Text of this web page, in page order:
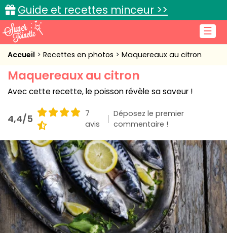
☰
Guide et recettes minceur >>
Accueil
Recettes de cuisine
L'actu cuisine
Connexion
Accueil Recettes en photos Maquereaux au citron
Maquereaux au citron
Avec cette recette, le poisson révèle sa saveur !
4,4/5
7
avis
Déposez le premier
commentaire !